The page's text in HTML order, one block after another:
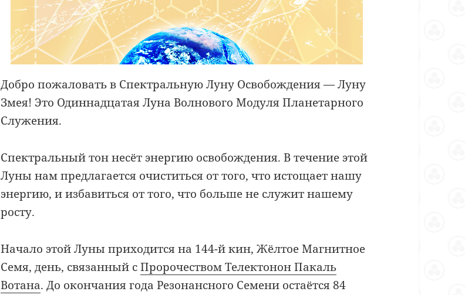
Добро пожаловать в Спектральную Луну Освобождения — Луну
Змея! Это Одиннадцатая Луна Волнового Модуля Планетарного
Служения.
Спектральный тон несёт энергию освобождения. В течение этой
Луны нам предлагается очиститься от того, что истощает нашу
энергию, и избавиться от того, что больше не служит нашему
росту.
Начало этой Луны приходится на 144-й кин, Жёлтое Магнитное
Семя, день, связанный сПророчеством Телектонон Пакаль
Вотана. До окончания года Резонансного Семени остаётся 84